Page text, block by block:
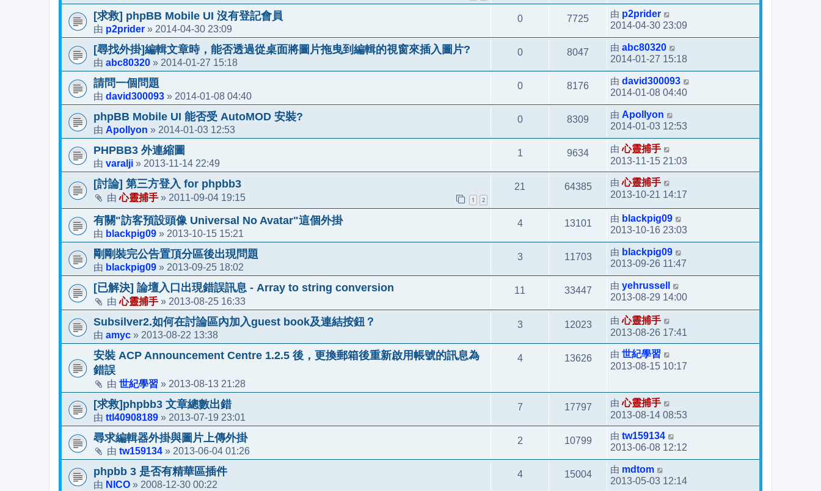
[求救] phpBB Mobile UI 沒有登記會員
由 p2prider » 2014-04-30 23:09
0 7725 由 p2prider
2014-04-30 23:09
[尋找外掛]編輯文章時，能否透過從桌面將圖片拖曳到編輯的視窗來插入圖片?
由 abc80320 » 2014-01-27 15:18
0 8047 由 abc80320
2014-01-27 15:18
請問一個問題
由 david300093 » 2014-01-08 04:40
0 8176 由 david300093
2014-01-08 04:40
phpBB Mobile UI 能否受 AutoMOD 安裝?
由 Apollyon » 2014-01-03 12:53
0 8309 由 Apollyon
2014-01-03 12:53
PHPBB3 外連縮圖
由 varalji » 2013-11-14 22:49
1 9634 由心靈捕手
2013-11-15 21:03
[討論] 第三方登入 for phpbb3
由心靈捕手 » 2011-09-04 19:15 1 2
21 64385 由心靈捕手
2013-10-21 14:17
有關"訪客預設頭像 Universal No Avatar"這個外掛
由 blackpig09 » 2013-10-15 15:21
4 13101 由 blackpig09
2013-10-16 23:03
剛剛裝完公告置頂分區後出現問題
由 blackpig09 » 2013-09-25 18:02
3 11703 由 blackpig09
2013-09-26 11:47
[已解決] 論壇入口出現錯誤訊息 - Array to string conversion
由心靈捕手 » 2013-08-25 16:33
11 33447 由 yehrussell
2013-08-29 14:00
Subsilver2.如何在討論區內加入guest book及連結按鈕？
由 amyc » 2013-08-22 13:38
3 12023 由心靈捕手
2013-08-26 17:41
安裝 ACP Announcement Centre 1.2.5 後，更換郵箱後重新啟用帳號的訊息為
錯誤
由 世紀學習 » 2013-08-13 21:28
4 13626 由 世紀學習
2013-08-15 10:17
[求救]phpbb3 文章總數出錯
由 ttl40908189 » 2013-07-19 23:01
7 17797 由心靈捕手
2013-08-14 08:53
尋求編輯器外掛與圖片上傳外掛
由 tw159134 » 2013-06-04 01:26
2 10799 由 tw159134
2013-06-08 12:12
phpbb 3 是否有精華區插件
由 NICO » 2008-12-30 00:22
4 15004 由 mdtom
2013-05-03 12:14